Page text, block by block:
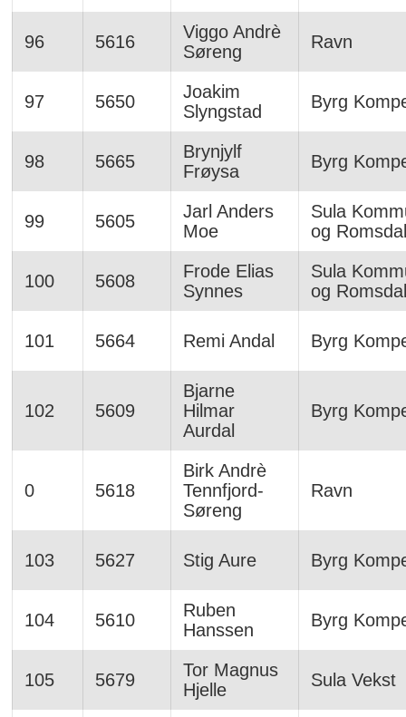
96 5616
Viggo Andrè
Søreng
Ravn
97 5650
Joakim
Slyngstad
Byrg
98 5665
Brynjylf
Frøysa
Byrg
99 5605
Jarl Anders
Moe
Sula
og Romsdal
100 5608
Frode Elias
Synnes
Sula
og Romsdal
101 5664 Remi Andal Byrg
102 5609
Bjarne
Hilmar
Aurdal
Byrg
0 5618
Birk Andrè
Tennfjord-
Søreng
Ravn
103 5627 Stig Aure Byrg
104 5610
Ruben
Hanssen
Byrg
105 5679
Tor Magnus
Hjelle
Sula Vekst